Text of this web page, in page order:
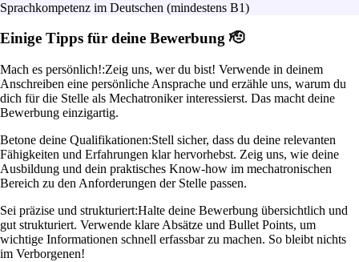
Sprachkompetenz im Deutschen (mindestens B1)
Einige Tipps für deine Bewerbung 🫡
Mach es persönlich!:Zeig uns, wer du bist! Verwende in deinem
Anschreiben eine persönliche Ansprache und erzähle uns, warum du
dich für die Stelle als Mechatroniker interessierst. Das macht deine
Bewerbung einzigartig.
Betone deine Qualifikationen:Stell sicher, dass du deine relevanten
Fähigkeiten und Erfahrungen klar hervorhebst. Zeig uns, wie deine
Ausbildung und dein praktisches Know-how im mechatronischen
Bereich zu den Anforderungen der Stelle passen.
Sei präzise und strukturiert:Halte deine Bewerbung übersichtlich und
gut strukturiert. Verwende klare Absätze und Bullet Points, um
wichtige Informationen schnell erfassbar zu machen. So bleibt nichts
im Verborgenen!